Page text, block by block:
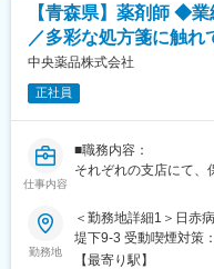
『さくら薬局の薬剤師
ただくための研修です
■【生涯学習講座】【
【疾患別アドバンス講
必要な知識を習得する
・放射性医薬品の無菌
験
・放射性医薬品の製造
・新製剤、新技術の導
※独り立ちするまで先
ーします。
■当社について
SPECT・PETと呼ば
という技術であり、
性があります。
特にPET検査はがん
【青森県】薬剤師 ◆
／多彩な処方箋に触れ
中央薬品株式会社
正社員
仕事内容
■職務内容：
それぞれの支店にて、
・調剤業務
・在庫管理
・医薬品発注 等
勤務地
＜勤務地詳細1＞日赤
堤下9-3 受動喫煙対策
住所：青森県青森市
【最寄り駅】